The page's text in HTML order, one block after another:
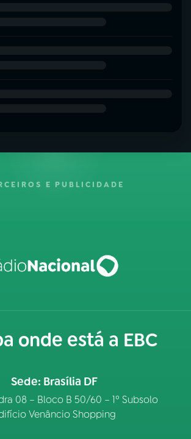
E PUBLICIDADE
onde está a EBC
Sede: Brasília DF
08 – Bloco B 50/60 – 1º Subsolo
Venâncio Shopping